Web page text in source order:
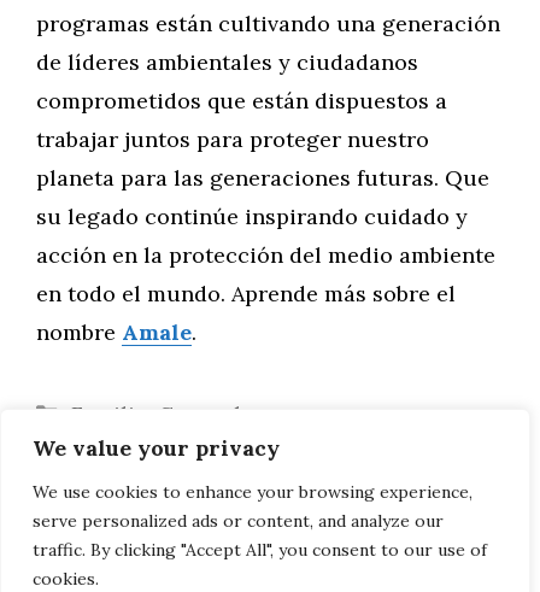
We value your privacy
We use cookies to enhance your browsing experience,
serve personalized ads or content, and analyze our
traffic. By clicking "Accept All", you consent to our use of
cookies.
programas están cultivando una generación
de líderes ambientales y ciudadanos
comprometidos que están dispuestos a
trabajar juntos para proteger nuestro
planeta para las generaciones futuras. Que
su legado continúe inspirando cuidado y
acción en la protección del medio ambiente
en todo el mundo. Aprende más sobre el
nombre Amale.
Categorías
Familia
General
Amale: Brillando en la Pista y el Campo
Resiliencia frente al Cambio Climático:
El Impacto en las Comunidades Amale